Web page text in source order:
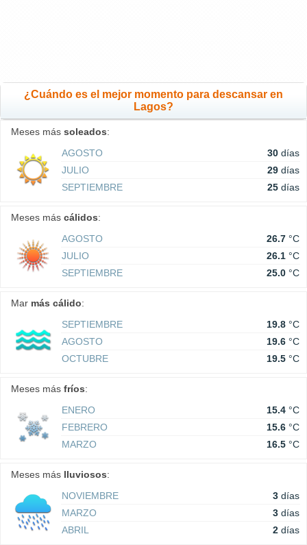
¿Cuándo es el mejor momento para descansar en
Lagos?
Meses más soleados:
AGOSTO
30 días
JULIO
29 días
SEPTIEMBRE
25 días
Meses más cálidos:
AGOSTO
26.7 °C
JULIO
26.1 °C
SEPTIEMBRE
25.0 °C
Mar más cálido:
SEPTIEMBRE
19.8 °C
AGOSTO
19.6 °C
OCTUBRE
19.5 °C
Meses más fríos:
ENERO
15.4 °C
FEBRERO
15.6 °C
MARZO
16.5 °C
Meses más lluviosos:
NOVIEMBRE
3 días
MARZO
3 días
ABRIL
2 días